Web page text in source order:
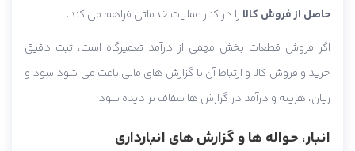
حاصل از فروش کالا را در کنار عملیات خدماتی فراهم می کند.
اگر فروش قطعات بخش مهمی از درآمد تعمیرگاه است، ثبت دقیق
خرید و فروش کالا و ارتباط آن با گزارش های مالی باعث می شود سود و
زیان، هزینه و درآمد در گزارش ها شفاف تر دیده شود.
انبار، حواله ها و گزارش های انبارداری